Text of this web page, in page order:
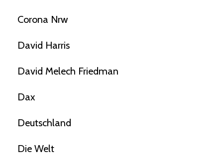
Corona Nrw
David Harris
David Melech Friedman
Dax
Deutschland
Die Welt